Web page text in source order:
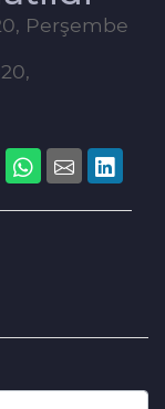
Perşembe